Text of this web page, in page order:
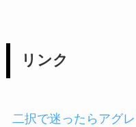
リンク
二択で迷ったらアグ